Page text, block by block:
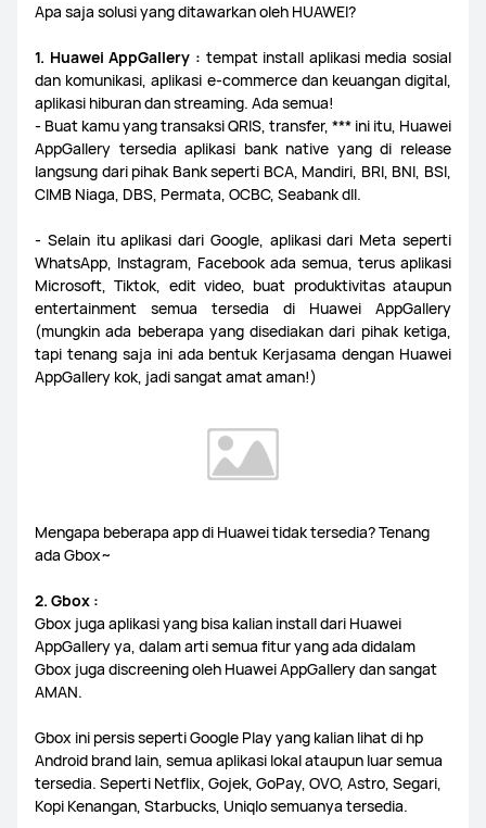
Apa saja solusi yang ditawarkan oleh HUAWEI?
1. Huawei AppGallery : tempat install aplikasi media sosial
dan komunikasi, aplikasi e-commerce dan keuangan digital,
aplikasi hiburan dan streaming. Ada semua!
- Buat kamu yang transaksi QRIS, transfer, *** ini itu, Huawei
AppGallery tersedia aplikasi bank native yang di release
langsung dari pihak Bank seperti BCA, Mandiri, BRI, BNI, BSI,
CIMB Niaga, DBS, Permata, OCBC, Seabank dll.
- Selain itu aplikasi dari Google, aplikasi dari Meta seperti
WhatsApp, Instagram, Facebook ada semua, terus aplikasi
Microsoft, Tiktok, edit video, buat produktivitas ataupun
entertainment semua tersedia di Huawei AppGallery
(mungkin ada beberapa yang disediakan dari pihak ketiga,
tapi tenang saja ini ada bentuk Kerjasama dengan Huawei
AppGallery kok, jadi sangat amat aman!)
Mengapa beberapa app di Huawei tidak tersedia? Tenang
ada Gbox~
2. Gbox :
Gbox juga aplikasi yang bisa kalian install dari Huawei
AppGallery ya, dalam arti semua fitur yang ada didalam
Gbox juga discreening oleh Huawei AppGallery dan sangat
AMAN.
Gbox ini persis seperti Google Play yang kalian lihat di hp
Android brand lain, semua aplikasi lokal ataupun luar semua
tersedia. Seperti Netflix, Gojek, GoPay, OVO, Astro, Segari,
Kopi Kenangan, Starbucks, Uniqlo semuanya tersedia.